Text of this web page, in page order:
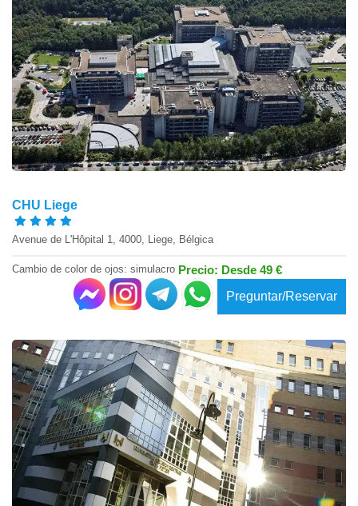
CHU Liege
Avenue de L'Hôpital 1, 4000, Liege, Bélgica
Cambio de color de ojos: simulacro Precio: Desde 49 €
Preguntar/Reservar